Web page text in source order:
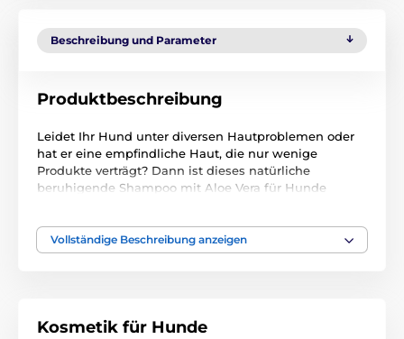
Beschreibung und Parameter
Produktbeschreibung
Leidet Ihr Hund unter diversen Hautproblemen oder
hat er eine empfindliche Haut, die nur wenige
Produkte verträgt? Dann ist dieses natürliche
beruhigende Shampoo mit Aloe Vera für Hunde
exklusiven Extrakte im Shampoo aktivieren und
beleben die Hautzellen und beruhigen gleichzeitig
Shampoo für die empfindliche, geschädigte oder
Vollständige Beschreibung anzeigen
Kosmetik für Hunde